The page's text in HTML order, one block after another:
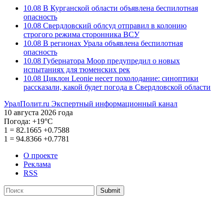
10.08 В Курганской области объявлена беспилотная
опасность
10.08 Свердловский облсуд отправил в колонию
строгого режима сторонника ВСУ
10.08 В регионах Урала объявлена беспилотная
опасность
10.08 Губернатора Моор предупредил о новых
испытаниях для тюменских рек
10.08 Циклон Leonie несет похолодание: синоптики
рассказали, какой будет погода в Свердловской области
УралПолит.ru Экспертный информационный канал
10 августа 2026 года
Погода: +19°С
1 = 82.1665 +0.7588
1 = 94.8366 +0.7781
О проекте
Реклама
RSS
Submit